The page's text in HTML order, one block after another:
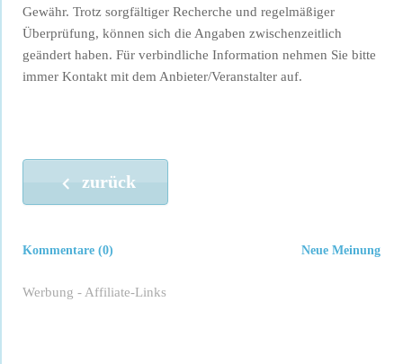
Gewähr. Trotz sorgfältiger Recherche und regelmäßiger
Überprüfung, können sich die Angaben zwischenzeitlich
geändert haben. Für verbindliche Information nehmen Sie bitte
immer Kontakt mit dem Anbieter/Veranstalter auf.
zurück
Neue Meinung
Kommentare (0)
Werbung - Affiliate-Links